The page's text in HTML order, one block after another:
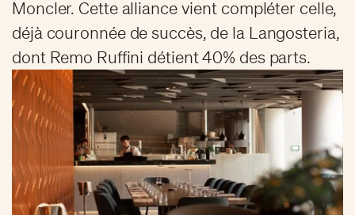
Moncler. Cette alliance vient compléter celle,
déjà couronnée de succès, de la Langosteria,
dont Remo Ruffini détient 40% des parts.